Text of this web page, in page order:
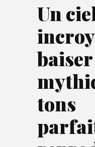
Un
baiser
tons